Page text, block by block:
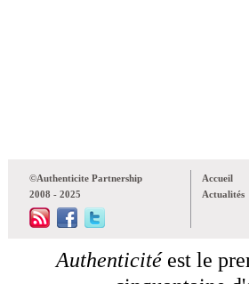
©Authenticite Partnership
2008 - 2025
Accueil
Actualités
Authenticitéest le